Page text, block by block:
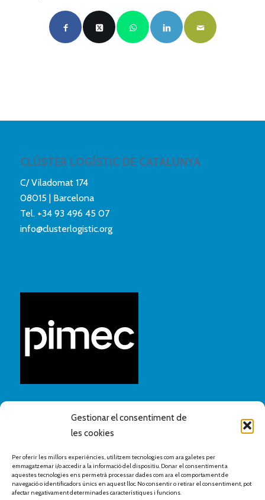
Gestionar el consentiment de
les cookies
Per oferir les millors experiències, utilitzem tecnologies com ara galetes per
emmagatzemar i/o accedir a la informació del dispositiu. Donar el consentiment a
aquestes tecnologies ens permetrà processar dades com ara el comportament de
navegació o identificadors únics en aquest lloc. No consentir o retirar el consentiment, pot
afectar negativament determinades característiques i funcions.
CLÚSTER LOGÍSTIC DE CATALUNYA
C/ Viladomat 174
08015 | Barcelona
Tel. +34 93 496 45 07
info@clusterlogistic.org